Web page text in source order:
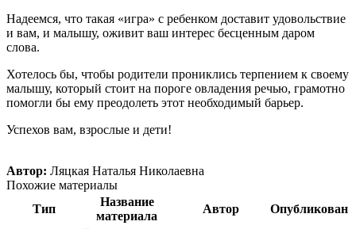
Надеемся, что такая «игра» с ребенком доставит удовольствие
и вам, и малышу, оживит ваш интерес бесценным даром
слова.
Хотелось бы, чтобы родители прониклись терпением к своему
малышу, который стоит на пороге овладения речью, грамотно
помогли бы ему преодолеть этот необходимый барьер.
Успехов вам, взрослые и дети!
Автор: Ляцкая Наталья Николаевна
Похожие материалы
Тип
Название
материала
Автор Опубликован